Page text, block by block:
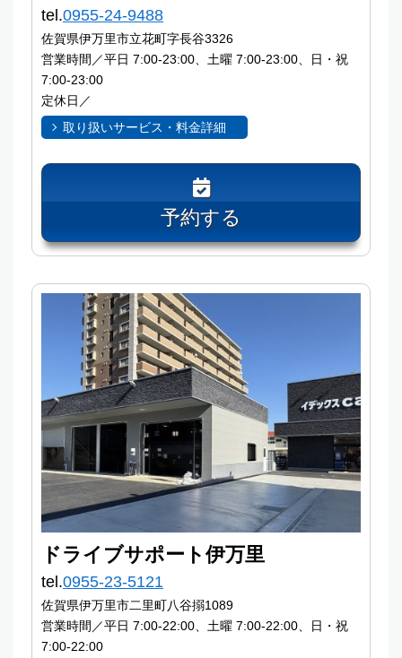
tel.0955-24-9488
佐賀県伊万里市立花町字長谷3326
営業時間／平日 7:00-23:00、土曜 7:00-23:00、日・祝
7:00-23:00
定休日／
取り扱いサービス・料金詳細
予約する
ドライブサポート伊万里
tel.0955-23-5121
佐賀県伊万里市二里町八谷搦1089
営業時間／平日 7:00-22:00、土曜 7:00-22:00、日・祝
7:00-22:00